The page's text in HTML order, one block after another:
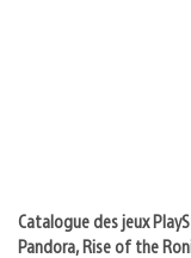
Catalogue des jeux
Pandora, Rise of the